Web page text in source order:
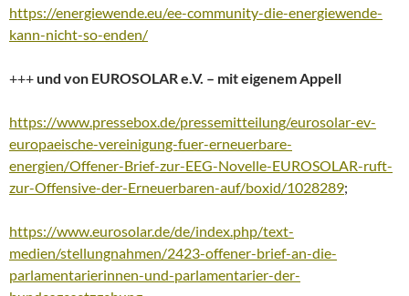
https://energiewende.eu/ee-community-die-energiewende-
kann-nicht-so-enden/
+++und von EUROSOLAR e.V. – mit eigenem Appell
https://www.pressebox.de/pressemitteilung/eurosolar-ev-
europaeische-vereinigung-fuer-erneuerbare-
energien/Offener-Brief-zur-EEG-Novelle-EUROSOLAR-ruft-
zur-Offensive-der-Erneuerbaren-auf/boxid/1028289;
https://www.eurosolar.de/de/index.php/text-
medien/stellungnahmen/2423-offener-brief-an-die-
parlamentarierinnen-und-parlamentarier-der-